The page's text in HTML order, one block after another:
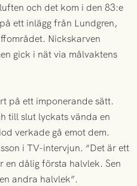
och det kom i den 83:e
ett inlägg från Lundgren,
Nickskarven
gick i nät via målvaktens
på ett imponerande sätt.
till slut lyckats vända en
verkade gå emot dem.
i TV-intervjun. “Det är ett
en dålig första halvlek. Sen
andra halvlek”.